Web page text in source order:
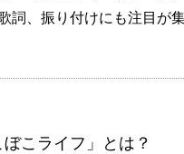
詞、振り付けにも注目が
こライフ」とは？